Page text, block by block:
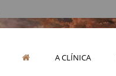
A CLÍNICA